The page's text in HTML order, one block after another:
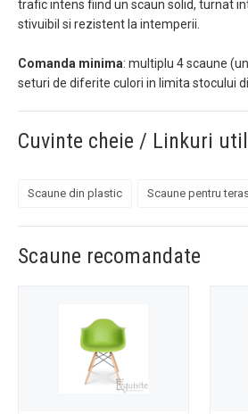
trafic intens fiind un scaun solid, turnat
stivuibil si rezistent la intemperii.
Comanda minima: multiplu 4 scaune
seturi de diferite culori in limita stocului
Cuvinte cheie / Linkuri
Scaune din plastic Scaune pentru
Scaune recomandate